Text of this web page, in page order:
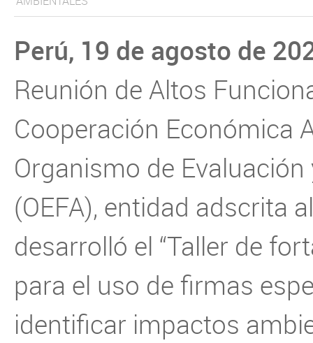
Perú, 19 de agosto de
Reunión de Altos
Cooperación Económica
Organismo de
(OEFA), entidad adscrita
desarrolló el “Taller de
para el uso de firmas
identificar impactos